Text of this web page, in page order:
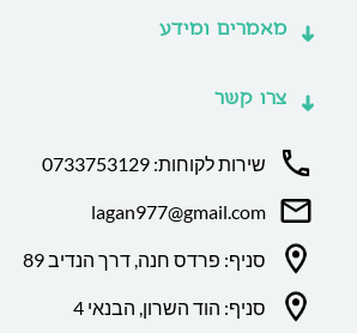
מאמרים ומידע
צרו קשר
שירות לקוחות: 0733753129
lagan977@gmail.com
סניף: פרדס חנה, דרך הנדיב 89
סניף: הוד השרון, הבנאי 4